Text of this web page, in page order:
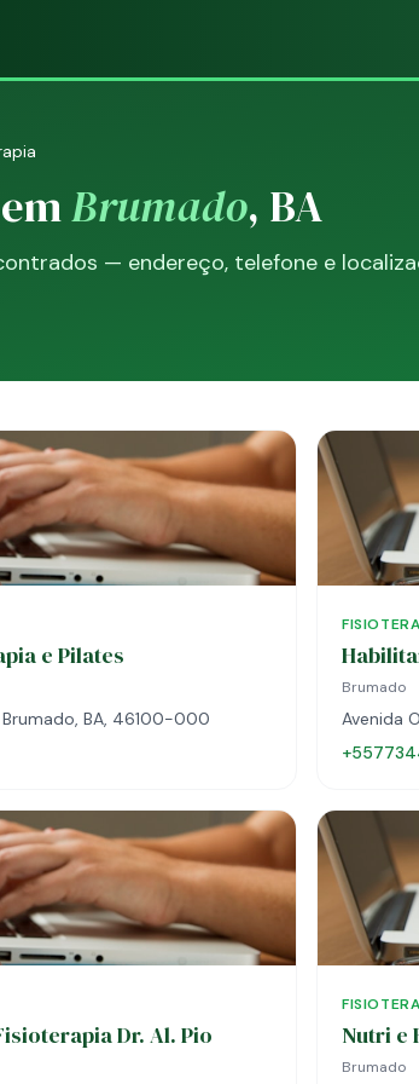
Brumado, BA
— endereço, telefone e
e Pilates
Brumado, BA, 46100-000
Brumado
Avenida
Dr. Al. Pio
Nutri e
Brumado